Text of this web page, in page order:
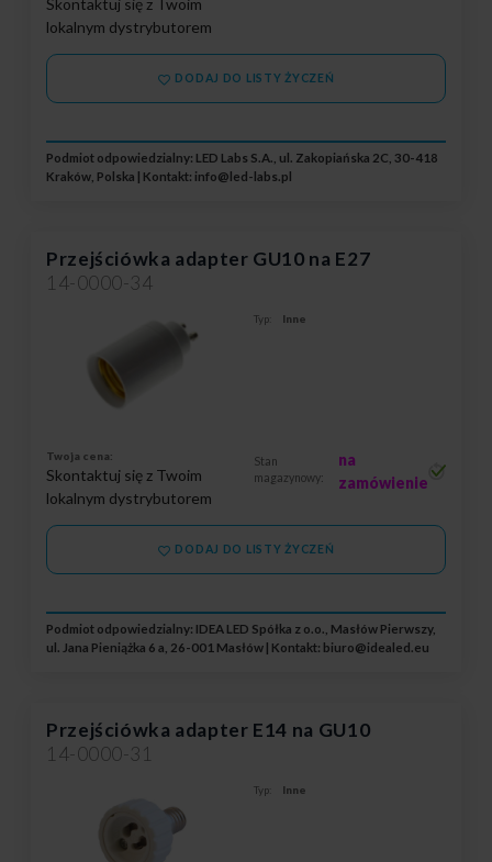
lokalnym dystrybutorem
DODAJ DO LISTY ŻYCZEŃ
Podmiot odpowiedzialny: LED Labs S.A., ul. Zakopiańska 2C, 30-418
Kraków, Polska | Kontakt: info@led-labs.pl
Przejściówka adapter GU10 na E27
14-0000-34
Typ: Inne
Twoja cena:
Skontaktuj się z Twoim
lokalnym dystrybutorem
Stan
magazynowy:
na
zamówienie
DODAJ DO LISTY ŻYCZEŃ
Podmiot odpowiedzialny: IDEA LED Spółka z o.o., Masłów Pierwszy,
ul. Jana Pieniążka 6 a, 26-001 Masłów | Kontakt: biuro@idealed.eu
Przejściówka adapter E14 na GU10
14-0000-31
Typ: Inne